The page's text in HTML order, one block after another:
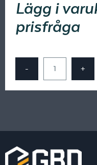
Lägg i
prisfråga
- +